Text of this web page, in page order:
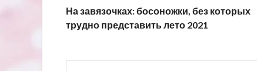
На завязочках: босоножки, без которых
трудно представить лето 2021